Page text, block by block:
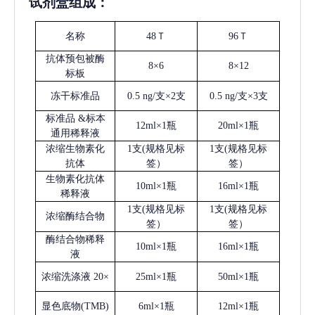
名称 48Ｔ 96Ｔ
抗体预包被酶
标板
8×6 8×12
冻干标准品 0.5 ng/支×2支 0.5 ng/支×3支
标准品 &标本
通用稀释液
12ml×1瓶 20ml×1瓶
浓缩生物素化
抗体
1支(规格见标
签）
1支(规格见标
签）
生物素化抗体
稀释液
10ml×1瓶 16ml×1瓶
浓缩酶结合物
1支(规格见标
签）
1支(规格见标
签）
酶结合物稀释
液
10ml×1瓶 16ml×1瓶
浓缩洗涤液 20× 25ml×1瓶 50ml×1瓶
显色底物(TMB) 6ml×1瓶 12ml×1瓶